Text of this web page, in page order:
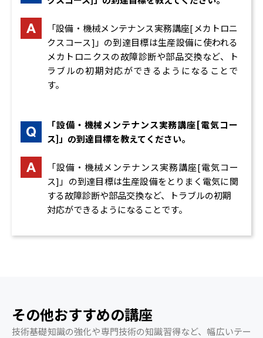
「設備・機械メンテナンス実務講座[メカトロニ
クスコース]」の到達目標は生産設備に使われる
メカトロニクスの故障診断や部品交換など、ト
ラブルの初期対応ができるようになることで
す。
「設備・機械メンテナンス実務講座[電気コー
ス]」の到達目標を教えてください。
「設備・機械メンテナンス実務講座[電気コー
ス]」の到達目標は生産設備をとりまく電気に関
する故障診断や部品交換など、トラブルの初期
対応ができるようになることです。
その他おすすめの講座
技術基礎知識の強化や専門技術の知識習得など、幅広いテー